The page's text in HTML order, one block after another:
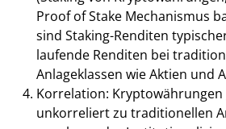
Proof of Stake Mechanismus
sind Staking-Renditen
laufende Renditen bei
Anlageklassen wie Aktien und
Korrelation: Kryptowährungen
unkorreliert zu traditionellen